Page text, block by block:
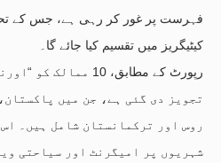
فہرست پر غور کر رہی ہے، جس کے
کیٹیگریز میں تقسیم کیا جائے گا۔
رپورٹ کے مطابق، 10
تجویز دی گئی ہے، جن میں
روس اور ترکمانستان شامل ہیں۔
شہریوں پر امیگرنٹ اور سیاحتی